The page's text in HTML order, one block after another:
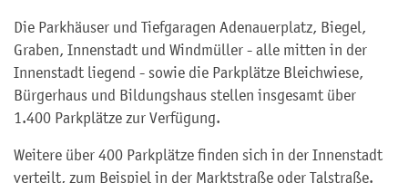
Die Parkhäuser und Tiefgaragen Adenauerplatz, Biegel,
Graben, Innenstadt und Windmüller - alle mitten in der
Innenstadt liegend - sowie die Parkplätze Bleichwiese,
Bürgerhaus und Bildungshaus stellen insgesamt über
1.400 Parkplätze zur Verfügung.
Weitere über 400 Parkplätze finden sich in der Innenstadt
verteilt, zum Beispiel in der Marktstraße oder Talstraße.